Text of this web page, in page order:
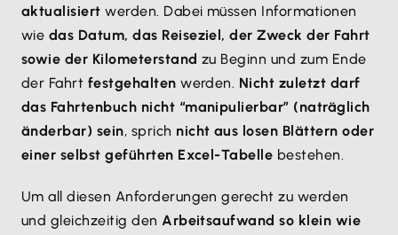
aktualisiert werden. Dabei müssen Informationen
wie das Datum, das Reiseziel, der Zweck der Fahrt
sowie der Kilometerstand zu Beginn und zum Ende
der Fahrt festgehalten werden. Nicht zuletzt darf
das Fahrtenbuch nicht “manipulierbar” (naträglich
änderbar) sein, sprich nicht aus losen Blättern oder
einer selbst geführten Excel-Tabelle bestehen.
Um all diesen Anforderungen gerecht zu werden
und gleichzeitig denArbeitsaufwand so klein wie